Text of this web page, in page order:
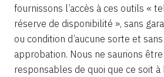
fournissons l’accès à ces outils «
réserve de disponibilité », sans
ou condition d’aucune sorte et
approbation. Nous ne saurions
responsables de quoi que ce soit à